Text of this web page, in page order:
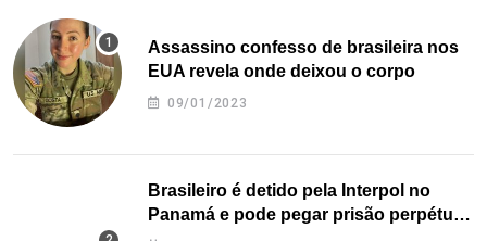
Assassino confesso de brasileira nos
EUA revela onde deixou o corpo
09/01/2023
Brasileiro é detido pela Interpol no
Panamá e pode pegar prisão perpétua